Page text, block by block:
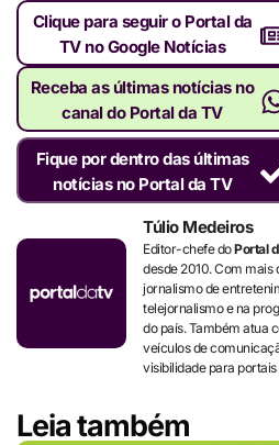
Clique para seguir o Portal da
TV no Google Notícias
Receba as últimas notícias no
canal do Portal da TV
Fique por dentro das últimas
notícias no Portal da TV
Túlio Medeiros
Editor-chefe doPortal
desde 2010. Com mais
jornalismo de
telejornalismo e na
do país. Também atua
veículos de
visibilidade para
Leia também